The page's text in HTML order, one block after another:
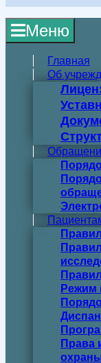
Меню
Главная
Об
Режим
Права